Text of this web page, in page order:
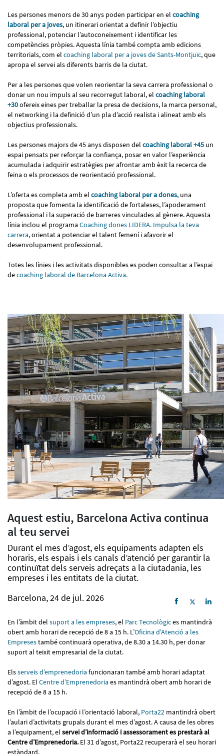
Les persones menors de 30 anys poden participar en el coaching
laboral per a joves, un itinerari orientat a definir l’objectiu
professional, potenciar l’autoconeixement i identificar les
competències pròpies. Aquesta línia també compta amb edicions
territorials, com el coaching laboral per a joves de Sants-Montjuïc, que
apropa el servei als diferents barris de la ciutat.
Per a les persones que volen reorientar la seva carrera professional o
donar un nou impuls al seu recorregut laboral, el coaching laboral
+30ofereix eines per treballar la presa de decisions, la marca personal,
el networking i la definició d’un pla d’acció realista i alineat amb els
objectius professionals.
Les persones majors de 45 anys disposen del coaching laboral +45 un
espai pensats per reforçar la confiança, posar en valor l’experiència
acumulada i adquirir estratègies per afrontar amb èxit la recerca de
feina o els processos de reorientació professional.
L’oferta es completa amb el coaching laboral per a dones, una
proposta que fomenta la identificació de fortaleses, l’apoderament
professional i la superació de barreres vinculades al gènere. Aquesta
línia inclou el programa Coaching dones LIDERA. Impulsa la teva
carrera, orientat a potenciar el talent femení i afavorir el
desenvolupament professional.
Totes les línies i les activitats disponibles es poden consultar a l’espai
decoaching laboral de Barcelona Activa.
Aquest estiu, Barcelona Activa continua
al teu servei
Durant el mes d’agost, els equipaments adapten els
horaris, els espais i els canals d’atenció per garantir la
continuïtat dels serveis adreçats a la ciutadania, les
empreses i les entitats de la ciutat.
Barcelona, 24 de jul. 2026
En l’àmbit del suport a les empreses, el Parc Tecnològices mantindrà
obert amb horari de recepció de 8 a 15 h. L’Oficina d'Atenció a les
Empresestambé continuarà operativa, de 8.30 a 14.30 h, per donar
suport al teixit empresarial de la ciutat.
Elsserveis d’emprenedoria funcionaran també amb horari adaptat
d’agost. El Centre d’Emprenedoria es mantindrà obert amb horari de
recepció de 8 a 15 h.
En l’àmbit de l’ocupació i l’orientació laboral, Porta22 mantindrà obert
l’aulari d’activitats grupals durant el mes d’agost. A causa de les obres
a l’equipament, el servei d’informació i assessorament es prestarà al
Centre d’Emprenedoria. El 31 d’agost, Porta22 recuperarà el seu horari
estàndard.